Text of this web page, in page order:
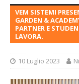
VEM SISTEMI
GARDEN &
PARTNER E
LAVORA.
10 Luglio 2023